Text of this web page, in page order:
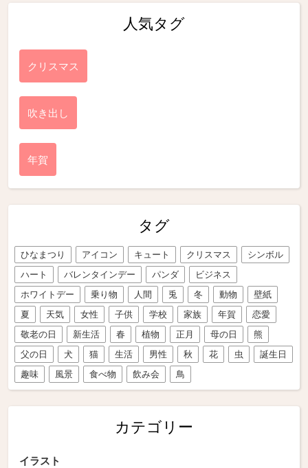
人気タグ
クリスマス
吹き出し
年賀
タグ
ひなまつり アイコン キュート クリスマス
シンボル
ハート
バレンタインデー パンダ
ビジネス
ホワイトデー
乗り物 人間 兎 冬 動物
壁紙
夏
天気 女性 子供 学校 家族 年賀
恋愛
敬老の日
新生活 春 植物 正月 母の日
熊
父の日
犬 猫 生活 男性 秋 花 虫
誕生日
趣味
風景 食べ物 飲み会 鳥
カテゴリー
イラスト